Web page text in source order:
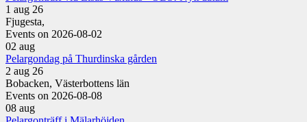
1 aug 26
Fjugesta,
Events on 2026-08-02
02 aug
Pelargondag på Thurdinska gården
2 aug 26
Bobacken, Västerbottens län
Events on 2026-08-08
08 aug